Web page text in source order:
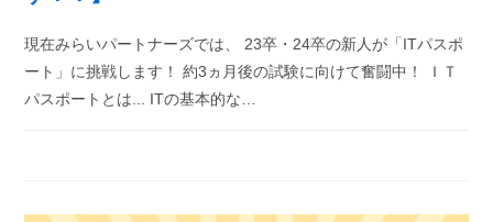
現在みらいパートナーズでは、 23卒・24卒の新人が「ITパスポ
ート」に挑戦します！ 約3ヵ月後の試験に向けて奮闘中！ ＩＴ
パスポートとは... ITの基本的な…